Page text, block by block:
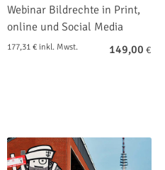
Webinar Bildrechte in Print,
online und Social Media
177,31 € inkl. Mwst. 149,00 €